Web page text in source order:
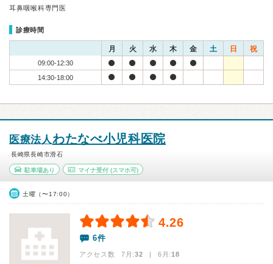
耳鼻咽喉科専門医
診療時間
月 火 水 木 金 土 日 祝
09:00-12:30
14:30-18:00
医療法人わたなべ小児科医院
長崎県長崎市滑石
駐車場あり マイナ受付(スマホ可)
土曜（〜17:00）
4.26
6件
アクセス数 7月:32 | 6月:18